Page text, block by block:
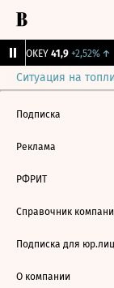
OKEY 41,9 +2,52%↑
Ситуация на
Подписка
Реклама
РФРИТ
Справочник
Подписка для юр.лиц
О компании